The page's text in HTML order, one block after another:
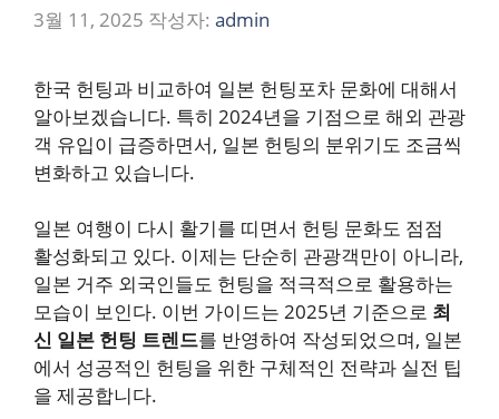
3월 11, 2025 작성자: admin
한국 헌팅과 비교하여 일본 헌팅포차 문화에 대해서
알아보겠습니다. 특히 2024년을 기점으로 해외 관광
객 유입이 급증하면서, 일본 헌팅의 분위기도 조금씩
변화하고 있습니다.
일본 여행이 다시 활기를 띠면서 헌팅 문화도 점점
활성화되고 있다. 이제는 단순히 관광객만이 아니라,
일본 거주 외국인들도 헌팅을 적극적으로 활용하는
모습이 보인다. 이번 가이드는 2025년 기준으로 최
신 일본 헌팅 트렌드를 반영하여 작성되었으며, 일본
에서 성공적인 헌팅을 위한 구체적인 전략과 실전 팁
을 제공합니다.